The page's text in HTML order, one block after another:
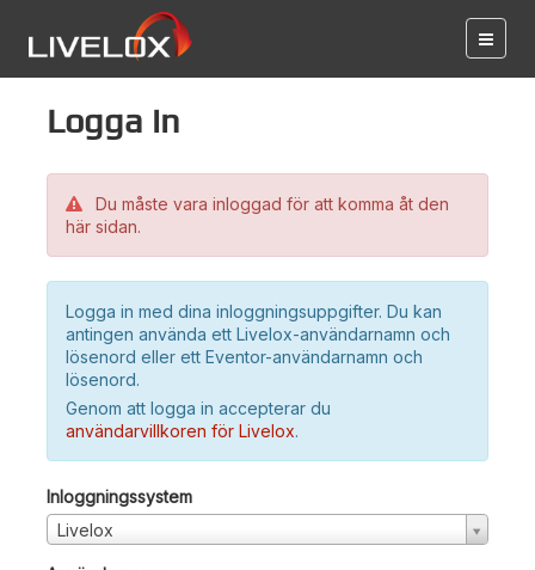
Logga in
Du måste vara inloggad för att komma åt den
här sidan.
Logga in med dina inloggningsuppgifter. Du kan
antingen använda ett Livelox-användarnamn och
lösenord eller ett Eventor-användarnamn och
lösenord.
Genom att logga in accepterar du
användarvillkoren för Livelox.
Inloggningssystem
Livelox